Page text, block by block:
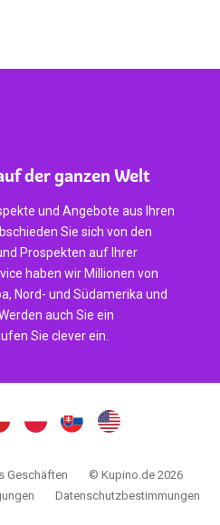
der ganzen Welt
und Angebote aus Ihren
Sie sich von den
Prospekten auf Ihrer
haben wir Millionen von
Nord- und Südamerika und
auch Sie ein
Sie clever ein.
Geschäften
© Kupino.de 2026
Datenschutzbestimmungen